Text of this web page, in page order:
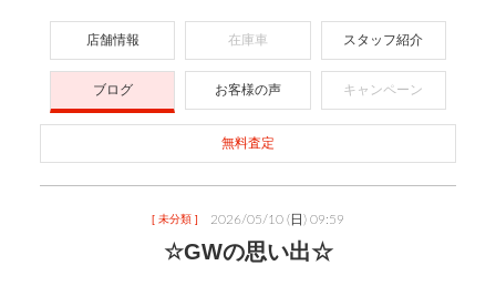
店舗情報 在庫車 スタッフ紹介
ブログ お客様の声 キャンペーン
無料査定
[ 未分類 ] 2026/05/10 (日) 09:59
☆GWの思い出☆